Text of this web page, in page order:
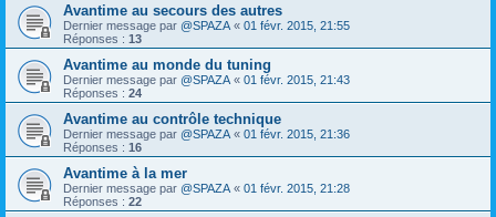
Avantime au secours des autres
Dernier message par @SPAZA « 01 févr. 2015, 21:55
Réponses : 13
Avantime au monde du tuning
Dernier message par @SPAZA « 01 févr. 2015, 21:43
Réponses : 24
Avantime au contrôle technique
Dernier message par @SPAZA « 01 févr. 2015, 21:36
Réponses : 16
Avantime à la mer
Dernier message par @SPAZA « 01 févr. 2015, 21:28
Réponses : 22